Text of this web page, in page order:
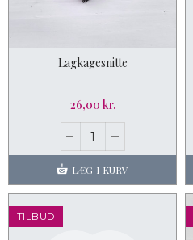
Lagkagesnitte
26,00 kr.
LÆG I KURV
TILBUD